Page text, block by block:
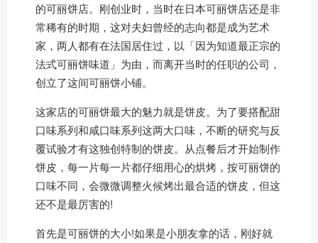
的可丽饼店。刚创业时，当时在日本可丽饼店还是非
常稀有的时期，这对夫妇曾经的志向都是成为艺术
家，两人都有在法国居住过，以「因为知道最正宗的
法式可丽饼味道」为由，而离开当时的任职的公司，
创立了这间可丽饼小铺。
这家店的可丽饼最大的魅力就是饼皮。为了要搭配甜
口味系列和咸口味系列这两大口味，不断的研究与反
覆试验才有这独创特制的饼皮。从点餐后才开始制作
饼皮，每一片每一片都仔细用心的烘烤，按可丽饼的
口味不同，会微微调整火候烤出最合适的饼皮，但这
还不是最厉害的!
首先是可丽饼的大小!如果是小朋友拿的话，刚好就